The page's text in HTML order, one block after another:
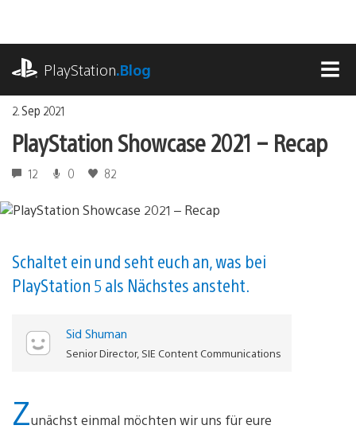
springen
PlayStation.Blog
2. Sep 2021
PlayStation Showcase 2021 – Recap
12 0 82
Schaltet ein und seht euch an, was bei
PlayStation 5 als Nächstes ansteht.
Sid Shuman
Senior Director, SIE Content Communications
Zunächst einmal möchten wir uns für eure